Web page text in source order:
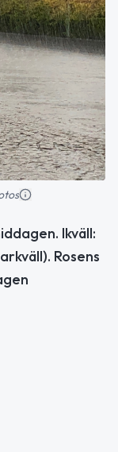
Ikväll:
Rosens